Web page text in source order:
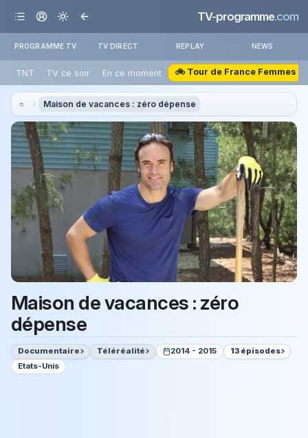
TV-programme.com
PROGRAMME TV TV DIRECT REPLAY NEWS
TNT TV ce soir En ce moment 🚲 Tour de France Femmes
Maison de vacances : zéro dépense
Maison de vacances : zéro
dépense
Documentaire Téléréalité 2014 - 2015
13 épisodes
Etats-Unis